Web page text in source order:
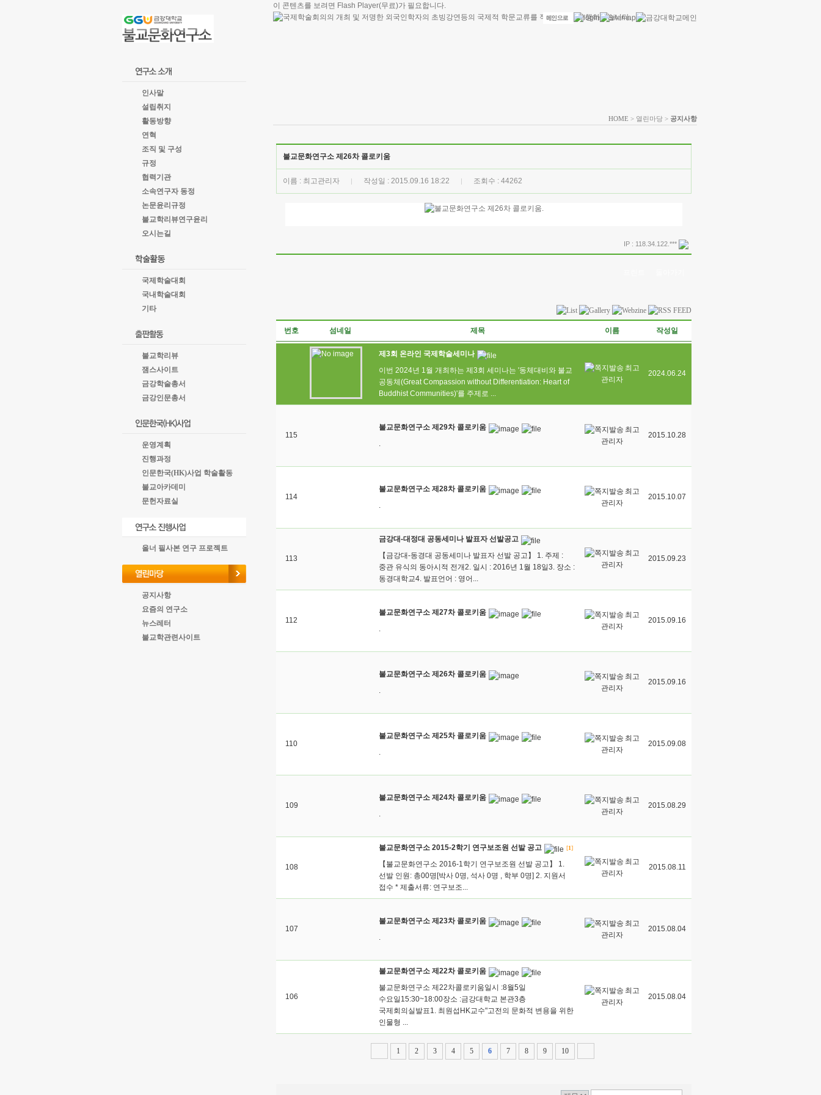
인사말
설립취지
활동방향
연혁
조직 및 구성
규정
협력기관
소속연구자 동정
논문윤리규정
불교학리뷰연구윤리
오시는길
국제학술대회
국내학술대회
기타
불교학리뷰
잼스사이트
금강학술총서
금강인문총서
운영계획
진행과정
인문한국(HK)사업 학술활동
불교아카데미
문헌자료실
올너 필사본 연구 프로젝트
공지사항
요즘의 연구소
뉴스레터
불교학관련사이트
이 콘텐츠를 보려면 Flash Player(무료)가 필요합니다.
HOME > 열린마당 > 공지사항
불교문화연구소 제26차 콜로키움
이름 : 최고관리자 | 작성일 : 2015.09.16 18:22 | 조회수 : 44262
.
IP : 118.34.122.***
번호 섬네일 제목 이름 작성일
제3회 온라인 국제학술세미나
이번 2024년 1월 개최하는 제3회 세미나는 '동체대비와 불교
공동체(Great Compassion without Differentiation: Heart of
Buddhist Communities)'를 주제로 ...
최고
관리자
2024.06.24
115
불교문화연구소 제29차 콜로키움
.
최고
관리자
2015.10.28
114
불교문화연구소 제28차 콜로키움
.
최고
관리자
2015.10.07
113
금강대-대정대 공동세미나 발표자 선발공고
【금강대-동경대 공동세미나 발표자 선발 공고】 1. 주제 :
중관 유식의 동아시적 전개2. 일시 : 2016년 1월 18일3. 장소 :
동경대학교4. 발표언어 : 영어...
최고
관리자
2015.09.23
112
불교문화연구소 제27차 콜로키움
.
최고
관리자
2015.09.16
불교문화연구소 제26차 콜로키움
.
최고
관리자
2015.09.16
110
불교문화연구소 제25차 콜로키움
.
최고
관리자
2015.09.08
109
불교문화연구소 제24차 콜로키움
.
최고
관리자
2015.08.29
108
불교문화연구소 2015-2학기 연구보조원 선발 공고 [1]
【불교문화연구소 2016-1학기 연구보조원 선발 공고】 1.
선발 인원: 총00명[박사 0명, 석사 0명 , 학부 0명] 2. 지원서
접수 * 제출서류: 연구보조...
최고
관리자
2015.08.11
107
불교문화연구소 제23차 콜로키움
.
최고
관리자
2015.08.04
106
불교문화연구소 제22차 콜로키움
불교문화연구소 제22차콜로키움일시 :8월5일
수요일15:30~18:00장소 :금강대학교 본관3층
국제회의실발표1. 최원섭HK교수"고전의 문화적 변용을 위한
인물형 ...
최고
관리자
2015.08.04
1 2 3 4 5 6 7 8 9 10